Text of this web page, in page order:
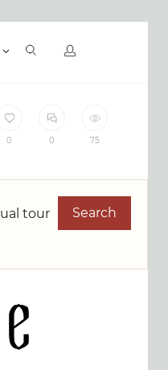
0 0 75
tour Search